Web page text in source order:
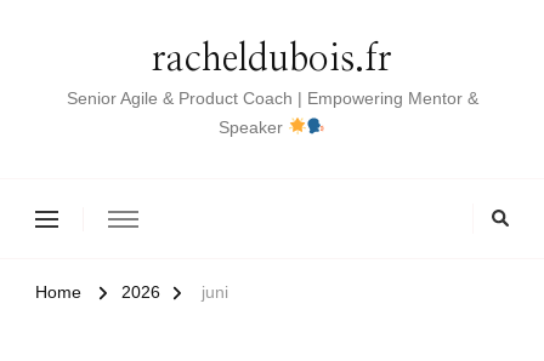
racheldubois.fr
Senior Agile & Product Coach | Empowering Mentor &
Speaker
Home 2026 juni